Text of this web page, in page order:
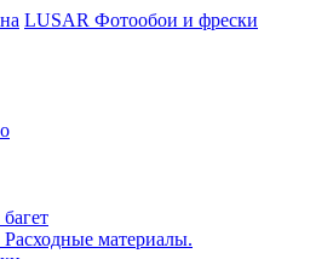
LUSAR Фотообои и фрески
материалы.